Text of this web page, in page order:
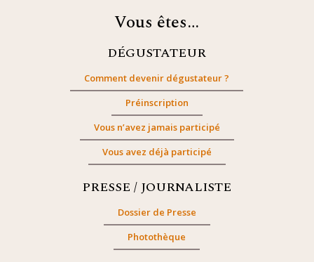
Vous êtes…
DÉGUSTATEUR
Comment devenir dégustateur ?
Préinscription
Vous n’avez jamais participé
Vous avez déjà participé
PRESSE / JOURNALISTE
Dossier de Presse
Photothèque